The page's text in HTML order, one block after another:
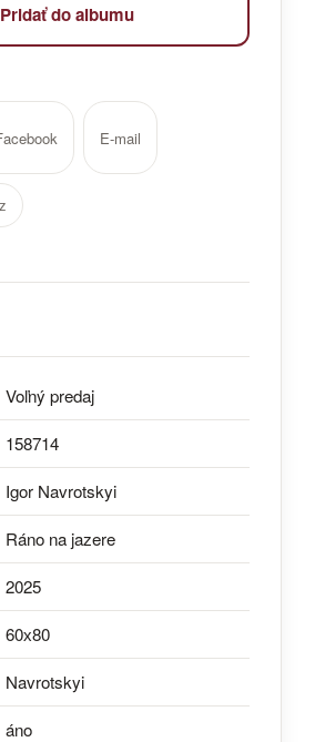
Pridať do albumu
E-mail
Voľný predaj
158714
Igor Navrotskyi
Ráno na jazere
2025
60х80
Navrotskyi
áno